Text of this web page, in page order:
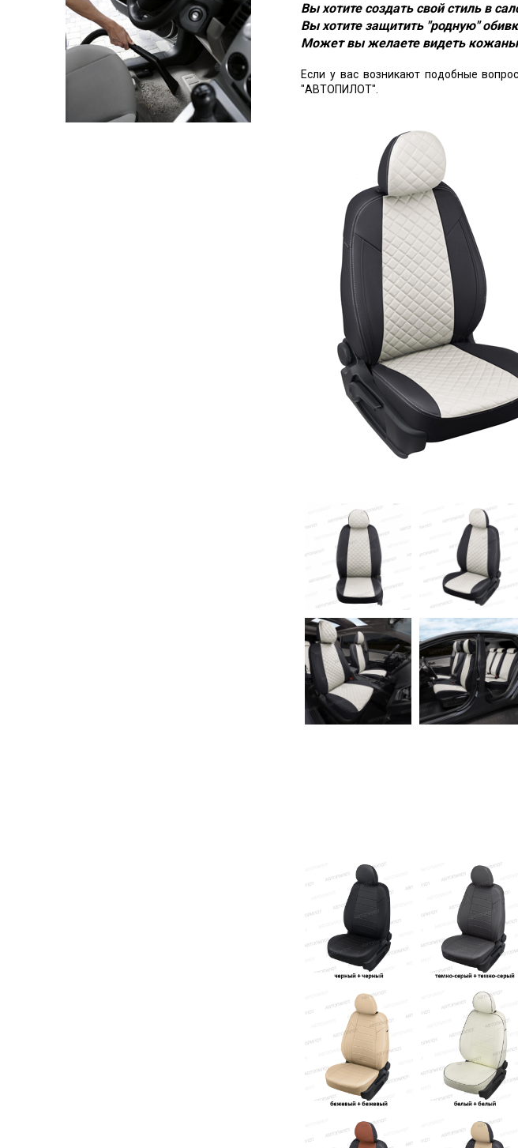
Вы хотите создать свой стиль в
Вы хотите защитить "родную"
Может вы желаете видеть
Если у вас возникают подобные
"АВТОПИЛОТ".